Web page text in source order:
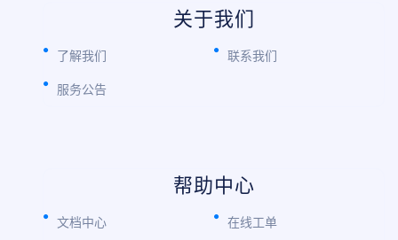
关于我们
了解我们 联系我们
服务公告
帮助中心
文档中心 在线工单